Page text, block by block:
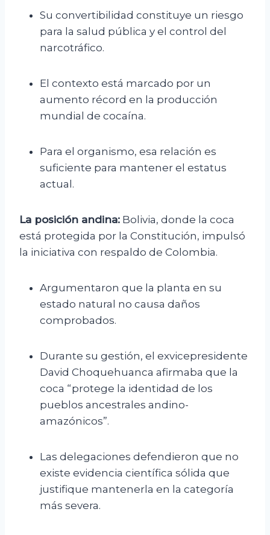
Su convertibilidad constituye un riesgo
para la salud pública y el control del
narcotráfico.
El contexto está marcado por un
aumento récord en la producción
mundial de cocaína.
Para el organismo, esa relación es
suficiente para mantener el estatus
actual.
La posición andina: Bolivia, donde la coca
está protegida por la Constitución, impulsó
la iniciativa con respaldo de Colombia.
Argumentaron que la planta en su
estado natural no causa daños
comprobados.
Durante su gestión, el exvicepresidente
David Choquehuanca afirmaba que la
coca “protege la identidad de los
pueblos ancestrales andino-
amazónicos”.
Las delegaciones defendieron que no
existe evidencia científica sólida que
justifique mantenerla en la categoría
más severa.